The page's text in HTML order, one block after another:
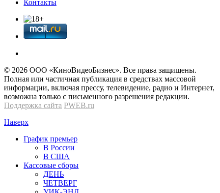
Контакты
© 2026 OOО «КиноВидеоБизнес». Все права защищены.
Полная или частичная публикация в средствах массовой
информации, включая прессу, телевидение, радио и Интернет,
возможна только с письменного разрешения редакции.
Поддержка сайта PWEB.ru
Наверх
График премьер
В России
В США
Кассовые сборы
ДЕНЬ
ЧЕТВЕРГ